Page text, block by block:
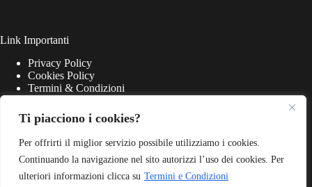
Ti piacciono i cookies?
Per offrirti il miglior servizio possibile utilizziamo i cookies.
Continuando la navigazione nel sito autorizzi l’uso dei cookies. Per
ulteriori informazioni clicca su Termini e Condizioni
Link Importanti
Privacy Policy
Cookies Policy
Termini & Condizioni